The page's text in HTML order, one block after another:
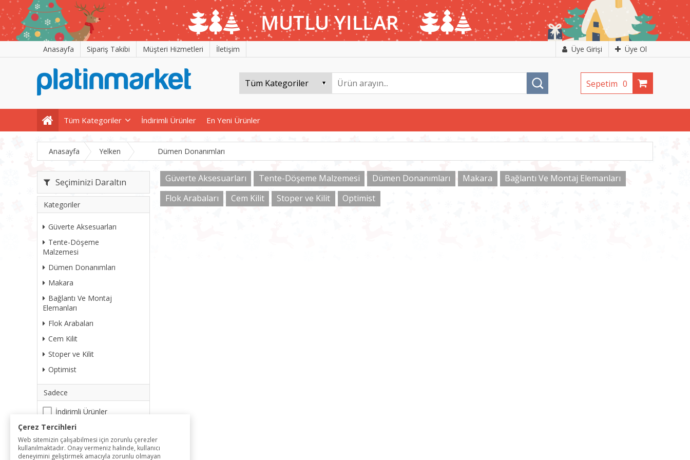
Anasayfa Sipariş Takibi Müşteri Hizmetleri İletişim Üye Girişi Üye Ol
Sepetim 0
Tüm Kategoriler İndirimli Ürünler En Yeni Ürünler
Anasayfa Yelken Dümen Donanımları
Seçiminizi Daraltın
Kategoriler
Güverte Aksesuarları
Tente-Döşeme
Malzemesi
Dümen Donanımları
Makara
Bağlantı Ve Montaj
Elemanları
Flok Arabaları
Cem Kilit
Stoper ve Kilit
Optimist
Sadece
İndirimli Ürünler
Yeni Ürünler
Kargo Bedava Ürünler
Fotoğraflı Ürünler
Güverte Aksesuarları Tente-Döşeme Malzemesi Dümen Donanımları Makara
Bağlantı Ve Montaj Elemanları
Flok Arabaları
Cem Kilit Stoper ve Kilit Optimist
Çerez Tercihleri
Web sitemizin çalışabilmesi için zorunlu çerezler
kullanılmaktadır. Onay vermeniz halinde, kullanıcı
deneyimini geliştirmek amacıyla zorunlu olmayan